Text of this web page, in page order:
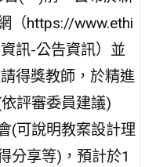
（https://www.ethi
訊-公告資訊）並
得獎教師，於精進
評審委員建議)
(可說明教案設計理
分享等)，預計於1